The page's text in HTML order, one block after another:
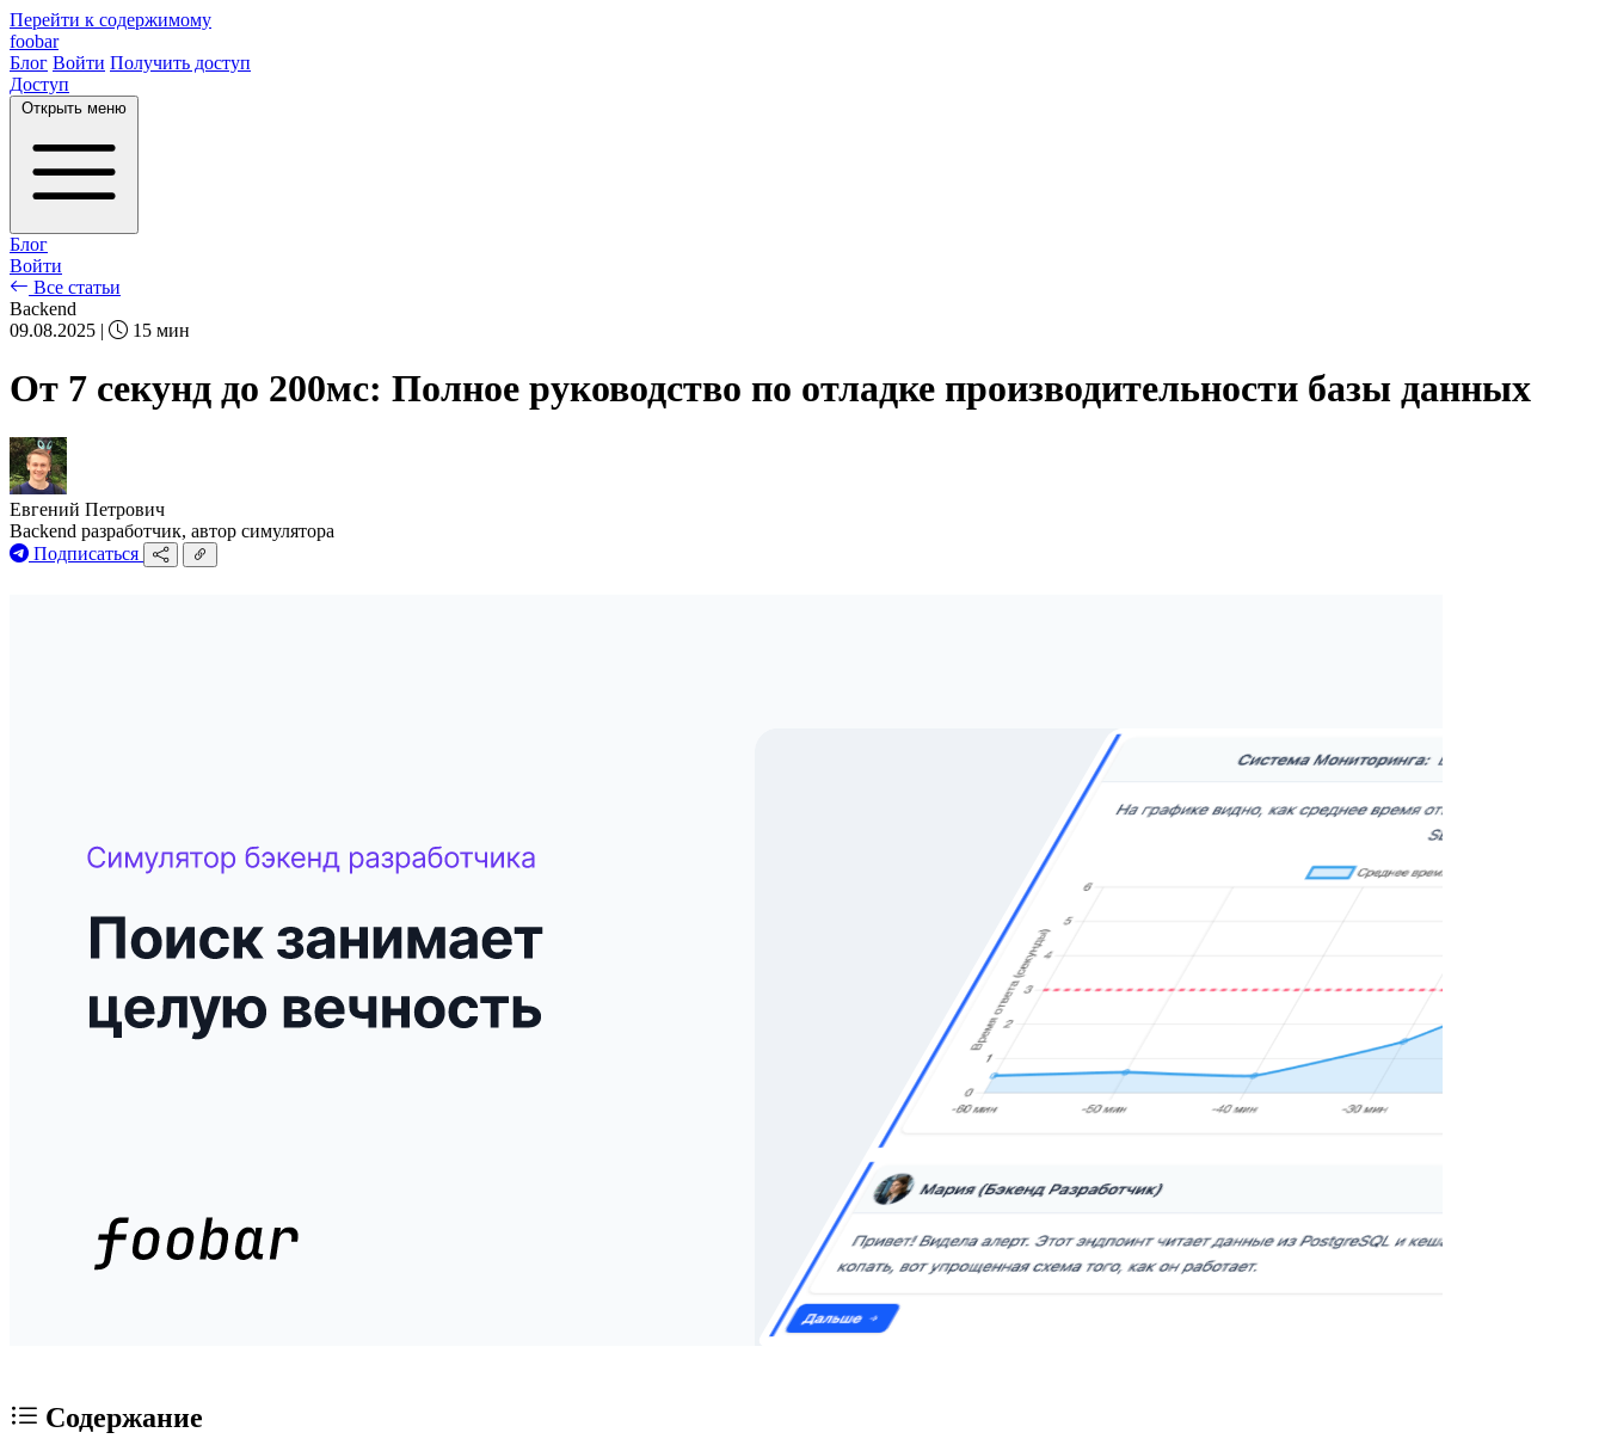
Перейти к содержимому
foobar
Блог Войти Получить доступ
Доступ
Открыть меню
Блог
Войти
Все статьи
Backend
09.08.2025 | 15 мин
От 7 секунд до 200мс: Полное руководство по отладке производительности базы данных
Евгений Петрович
Backend разработчик, автор симулятора
Подписаться
Содержание